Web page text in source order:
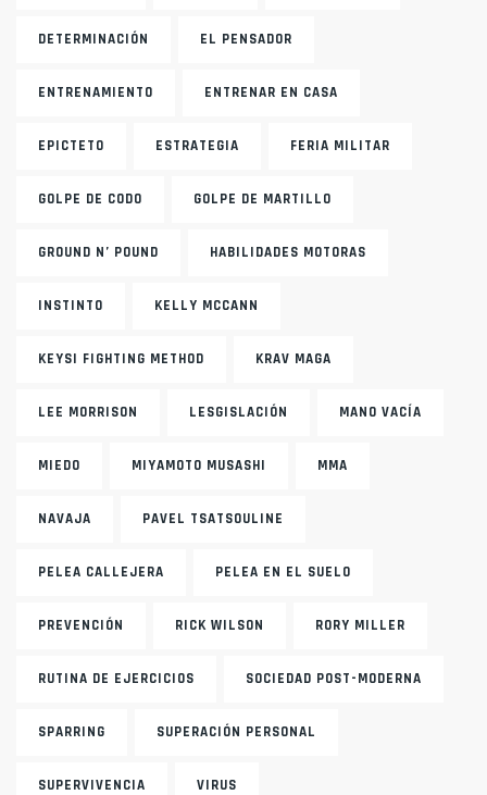
DETERMINACIÓN EL PENSADOR
ENTRENAMIENTO ENTRENAR EN CASA
EPICTETO ESTRATEGIA FERIA MILITAR
GOLPE DE CODO GOLPE DE MARTILLO
GROUND N’ POUND HABILIDADES MOTORAS
INSTINTO KELLY MCCANN
KEYSI FIGHTING METHOD KRAV MAGA
LEE MORRISON LESGISLACIÓN MANO VACÍA
MIEDO MIYAMOTO MUSASHI MMA
NAVAJA PAVEL TSATSOULINE
PELEA CALLEJERA PELEA EN EL SUELO
PREVENCIÓN RICK WILSON RORY MILLER
RUTINA DE EJERCICIOS SOCIEDAD POST-MODERNA
SPARRING SUPERACIÓN PERSONAL
SUPERVIVENCIA VIRUS